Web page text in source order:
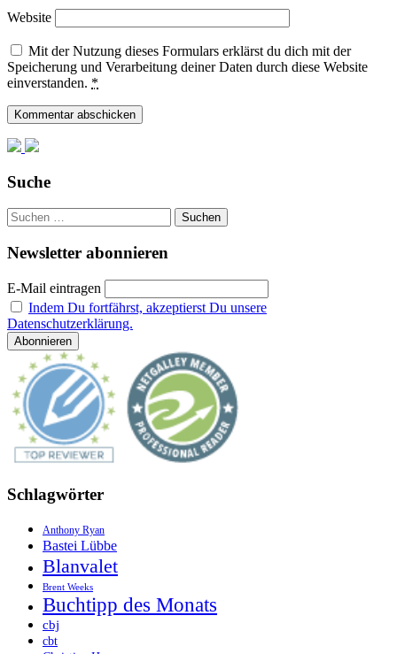
Website
Mit der Nutzung dieses Formulars erklärst du dich mit der
Speicherung und Verarbeitung deiner Daten durch diese Website
einverstanden. *
Suche
Suchen
nach:
Newsletter abonnieren
E-Mail eintragen
Indem Du fortfährst, akzeptierst Du unsere
Datenschutzerklärung.
Schlagwörter
Anthony Ryan
Bastei Lübbe
Blanvalet
Brent Weeks
Buchtipp des Monats
cbj
cbt